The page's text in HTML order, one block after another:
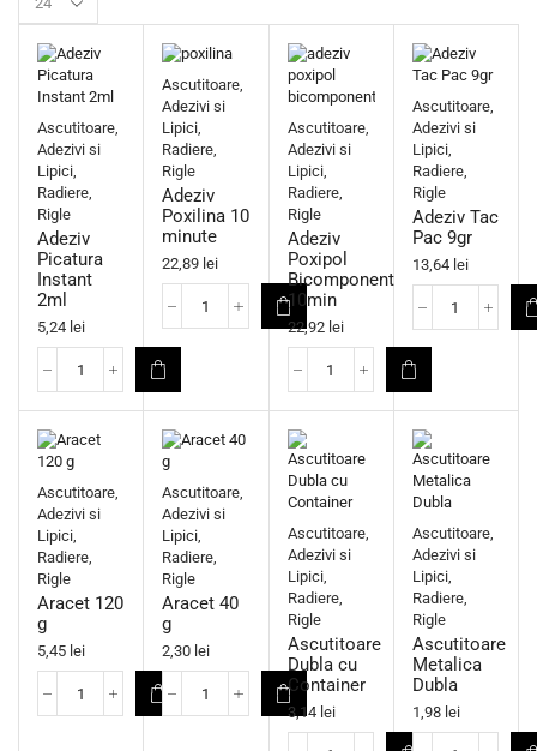
Ascutitoare,
Adezivi si
Lipici,
Radiere,
Rigle
Adeziv
Picatura
Instant
2ml
5,24 lei
Ascutitoare,
Adezivi si
Lipici,
Radiere,
Rigle
Adeziv
Poxilina 10
minute
22,89 lei
Ascutitoare,
Adezivi si
Lipici,
Radiere,
Rigle
Adeziv
Poxipol
Bicomponent
10min
22,92 lei
Ascutitoare,
Adezivi si
Lipici,
Radiere,
Rigle
Adeziv Tac
Pac 9gr
13,64 lei
Ascutitoare,
Adezivi si
Lipici,
Radiere,
Rigle
Aracet 120
g
5,45 lei
Ascutitoare,
Adezivi si
Lipici,
Radiere,
Rigle
Aracet 40
g
2,30 lei
Ascutitoare,
Adezivi si
Lipici,
Radiere,
Rigle
Ascutitoare
Dubla cu
Container
3,14 lei
Ascutitoare,
Adezivi si
Lipici,
Radiere,
Rigle
Ascutitoare
Metalica
Dubla
1,98 lei